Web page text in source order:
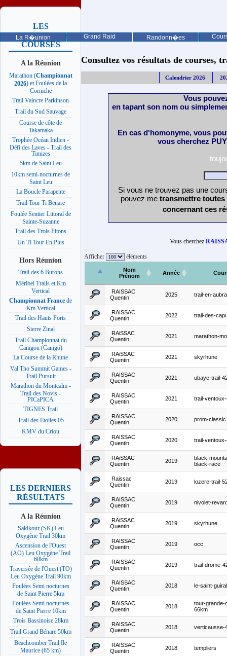
La R�union Grand Raid Randonn�es
LES
PROCHAINES
COURSES
A la Réunion
Marathon (Championnat
2026) et Foulées de la
Corniche
Trail Vaincre Parkinson
Trail du Sud Sauvage
Course de côte de
Takamaka
Trophée Océan Indien -
Défi des Laves - Trail des
Timizes
5km de Saint Leu
10km semi-nocturnes de
Saint Leu
La Boucle Parapente
Trail Tour Ti Benare
Foulée Sentier Littoral de
Sainte-Suzanne
Trail des Trois Pitons
Un Ti Tour En Plus
Hors Réunion
Trail des 6 Burons
Méribel Trails et Km
Vertical
Championnat France de
Km Vertical
Trail des Hauts Forts
Sierre Zinal
Trail Championnat du
Canigou (Canigó)
La Course de la Rhune
Val Tho Summit Games -
Trail Pursuit
Marathon du Montcalm -
Trail des Novis -
PICaPICA
TIGNES Trail
Trail des Etoiles 05
KMV du Criou
LES DERNIERS
RÉSULTATS
A la Réunion
Sakikour (SK) Leu
Oxygène Trail 30km
Ascension de l'Ouest
(AO) Leu Oxygène Trail
60km
Traversée de l'Ouest (TO)
Leu Oxygène Trail 90km
Foulées Semi nocturnes
de Saint Pierre 5km
Foulées Semi nocturnes
de Saint Pierre 10km
Trois Bassinoise 28km
Trail Grand Bénare 50km
Beachcomber Trail Ile
Maurice (65 km)
Consultez vos résultats de courses,
Calendrier 2026
Vous
en tapant son nom ou
En cas d'homonyme, vous
vous cherchez
Si vous ne trouvez pas une
pouvez me transmettre
concernant ces
Vous cherchez
Afficher éléments
Nom
Prénom
Année
RAISSAC
Quentin
2025 trail-en-
RAISSAC
Quentin
2022 trail-des-
RAiSSAC
Quentin
2021 marathon-
RAiSSAC
Quentin
2021 skyrhune
RAISSAC
Quentin
2021 ubaye-trail-
RAISSAC
Quentin
2021 trail-
RAISSAC
Quentin
2020 prom-classic
RAISSAC
Quentin
2020 trail-
RAiSSAC
Quentin
2019
black-
black-race
Raissac
Quentin
2019 lozere-trail-
RAISSAC
Quentin
2019 nivolet-
RAiSSAC
Quentin
2019 skyrhune
RAISSAC
Quentin
2019 occ
RAISSAC
Quentin
2019 trail-drome-
RAISSAC
Quentin
2018 le-saint-guiral
RAISSAC
Quentin
2018
tour-grande-
66km
RAISSAC
Quentin
2018 verticausse-
RAISSAC
Quentin
2018 templiers